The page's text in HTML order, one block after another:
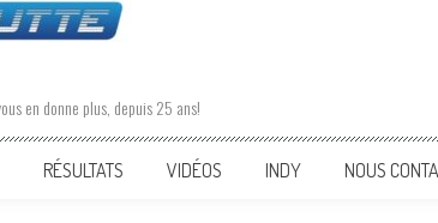
en donne plus, depuis 25 ans!
RÉSULTATS VIDÉOS INDY NOUS